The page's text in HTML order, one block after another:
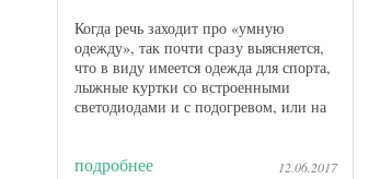
Когда речь заходит про «умную
одежду», так почти сразу выясняется,
что в виду имеется одежда для спорта,
лыжные куртки со встроенными
светодиодами и с подогревом, или на
подробнее 12.06.2017